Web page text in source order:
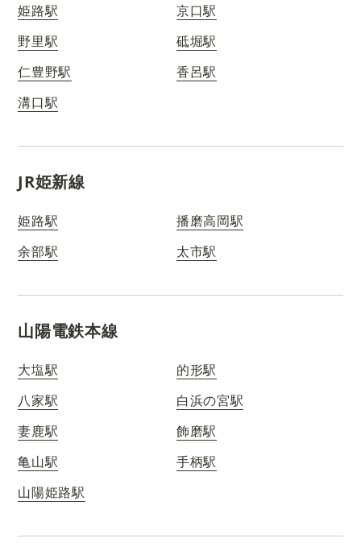
姫路駅
京口駅
野里駅
砥堀駅
仁豊野駅
香呂駅
溝口駅
JR姫新線
姫路駅
播磨高岡駅
余部駅
太市駅
山陽電鉄本線
大塩駅
的形駅
八家駅
白浜の宮駅
妻鹿駅
飾磨駅
亀山駅
手柄駅
山陽姫路駅